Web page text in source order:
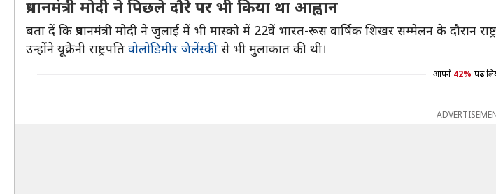
प्रधानमंत्री मोदी ने पिछले दौरे पर भी किया था आह्वान
बता दें कि प्रधानमंत्री मोदी ने जुलाई में भी मास्को में 22वें भारत-रूस वार्षिक शिखर सम्मेलन के दौरान
उन्होंने यूक्रेनी राष्ट्रपति वोलोडिमीर जेलेंस्की से भी मुलाकात की थी।
आपने 42% पढ़